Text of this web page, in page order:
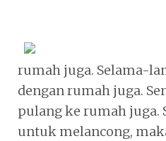
rumah juga. Selama-
dengan rumah juga.
pulang ke rumah juga.
untuk melancong,